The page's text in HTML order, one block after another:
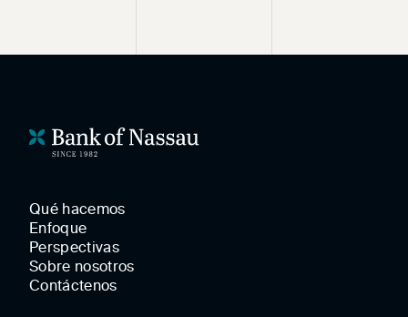
Qué hacemos
Enfoque
Perspectivas
Sobre nosotros
Contáctenos